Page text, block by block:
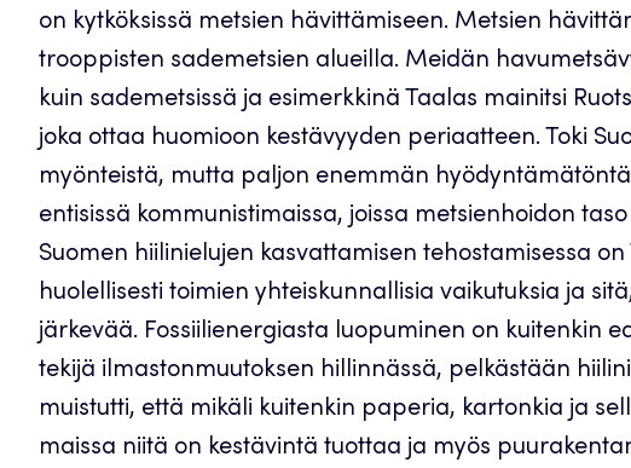
on kytköksissä metsien hävittämiseen. Metsien
trooppisten sademetsien alueilla. Meidän
kuin sademetsissä ja esimerkkinä Taalas mainitsi
joka ottaa huomioon kestävyyden periaatteen. Toki
myönteistä, mutta paljon enemmän
entisissä kommunistimaissa, joissa metsienhoidon
Suomen hiilinielujen kasvattamisen tehostamisessa
huolellisesti toimien yhteiskunnallisia vaikutuksia ja
järkevää. Fossiilienergiasta luopuminen on kuitenkin
tekijä ilmastonmuutoksen hillinnässä, pelkästään
muistutti, että mikäli kuitenkin paperia, kartonkia ja
maissa niitä on kestävintä tuottaa ja myös